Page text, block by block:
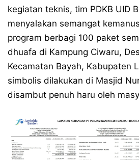
kegiatan teknis, tim PDKB UID
menyalakan semangat
program berbagi 100 paket
dhuafa di Kampung Ciwaru,
Kecamatan Bayah, Kabupaten
simbolis dilakukan di Masjid
disambut penuh haru oleh